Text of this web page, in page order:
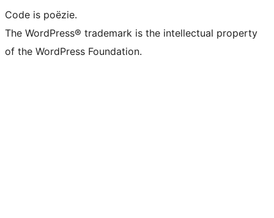
Code is poëzie.
The WordPress® trademark is the intellectual property
of the WordPress Foundation.